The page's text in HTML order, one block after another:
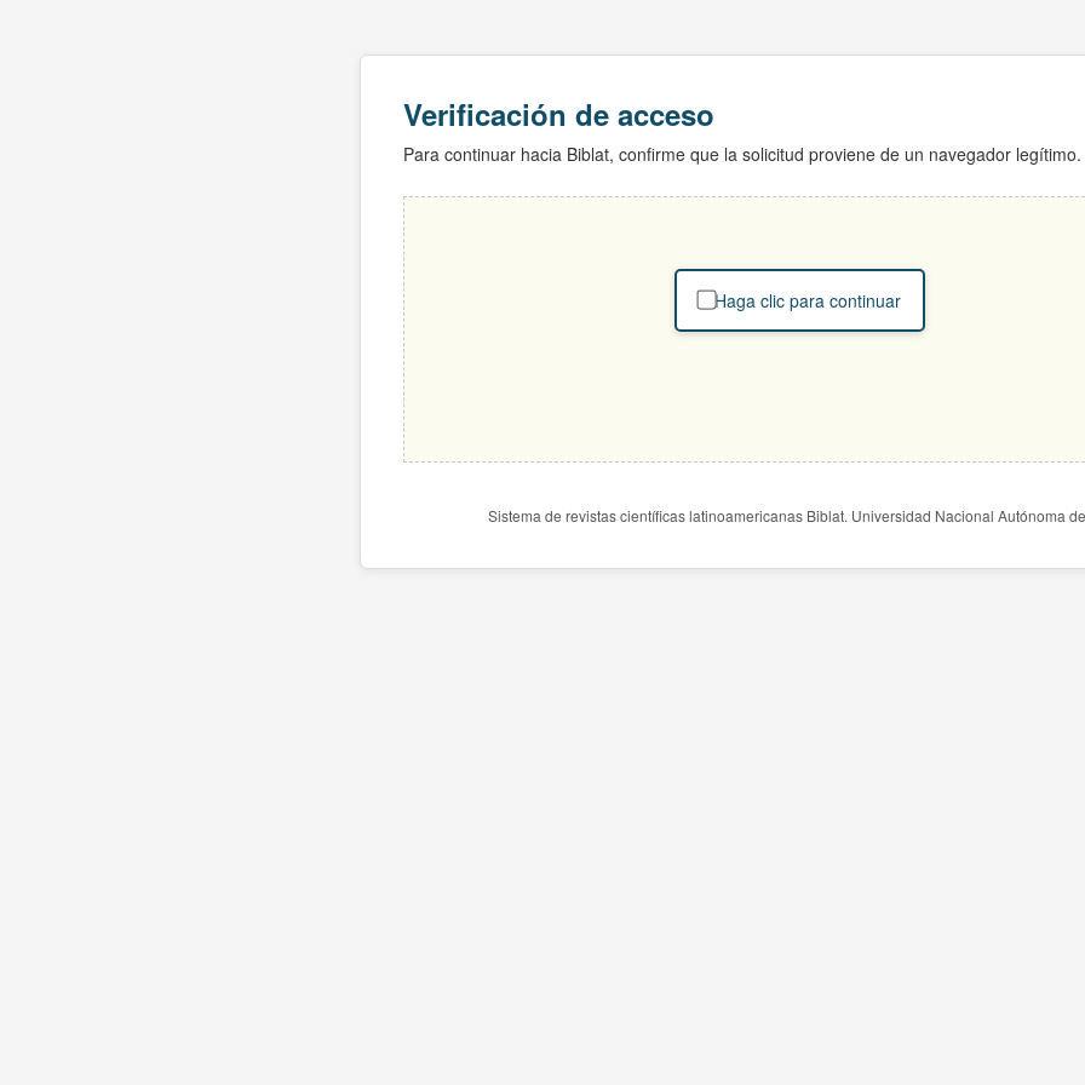
Verificación de acceso
Para continuar hacia Biblat, confirme que la solicitud proviene de un navegador legítimo.
Haga clic para continuar
Sistema de revistas científicas latinoamericanas Biblat. Universidad Nacional Autónoma